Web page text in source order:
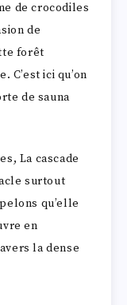
de crocodiles
de
forêt
ici qu’on
de sauna
La cascade
surtout
qu’elle
en
la dense